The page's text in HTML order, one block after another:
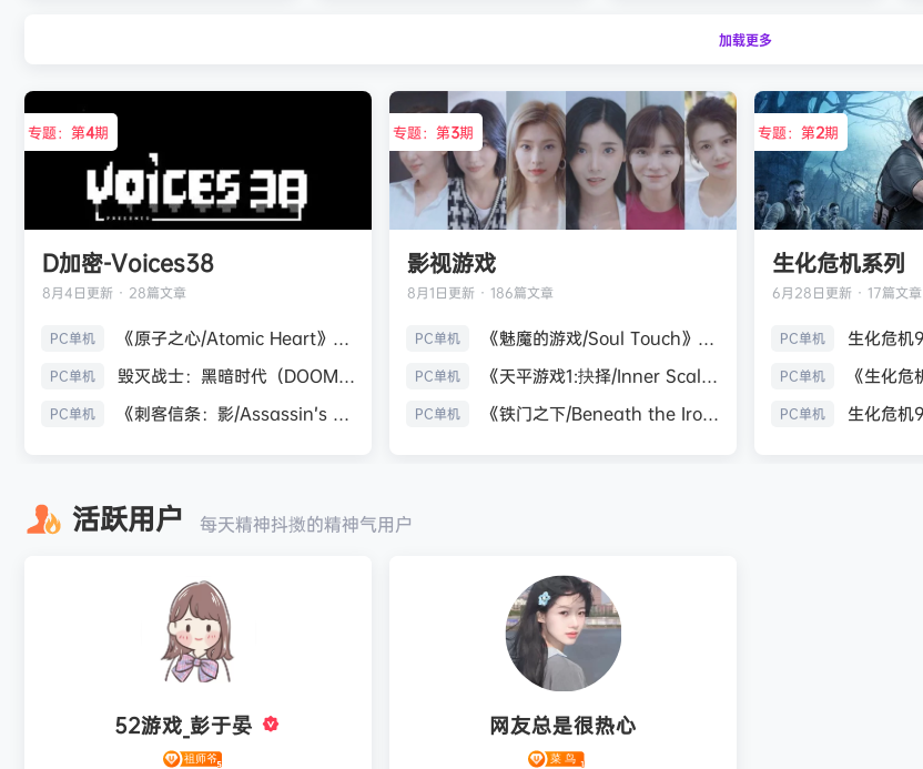
加载更多
专题：第4期
D加密-Voices38
8月4日更新 · 28篇文章
PC单机 《原子之心/Atomic Heart》免安装中文版
PC单机 毁灭战士：黑暗时代（DOOM: The Dark Ages）免安装中文版
PC单机 《刺客信条：影/Assassin’s Creed Shadows》免安装版，非虚拟机
专题：第3期
影视游戏
8月1日更新 · 186篇文章
PC单机 《魅魔的游戏/Soul Touch》免安装中文版
PC单机 《天平游戏1:抉择/Inner Scales 1：Choice》免安装中文版
PC单机 《铁门之下/Beneath the Iron Gate》免安装中文版
专题：第2期
生化危机系列
6月28日更新 · 17篇文章
PC单机
PC单机
PC单机
活跃用户 每天精神抖擞的精神气用户
52游戏_彭于晏 网友总是很热心